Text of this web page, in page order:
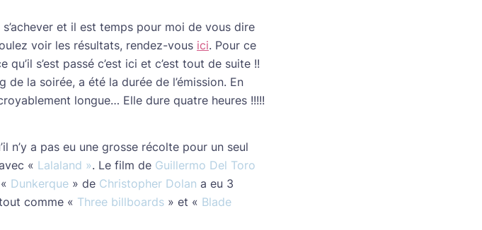
et il est temps pour moi de vous dire
voir les résultats, rendez-vous ici. Pour ce
s’est passé c’est ici et c’est tout de suite !!
de la soirée, a été la durée de l’émission. En
longue… Elle dure quatre heures !!!!!
n’y a pas eu une grosse récolte pour un seul
« Lalaland ». Le film de Guillermo Del Toro
Dunkerque » de Christopher Dolan a eu 3
comme « Three billboards » et « Blade